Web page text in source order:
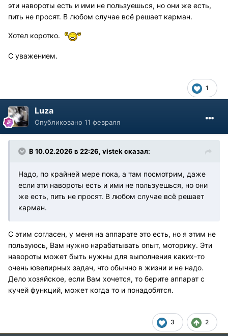
эти навороты есть и ими не пользуешься, но они же есть,
пить не просят. В любом случае всё решает карман.
Хотел коротко.
С уважением.
1
Luza
Опубликовано 11 февраля
В 10.02.2026 в 22:26, vistek сказал:
Надо, по крайней мере пока, а там посмотрим, даже
если эти навороты есть и ими не пользуешься, но они
же есть, пить не просят. В любом случае всё решает
карман.
С этим согласен, у меня на аппарате это есть, но я этим не
пользуюсь, Вам нужно нарабатывать опыт, моторику. Эти
навороты может быть нужны для выполнения каких-то
очень ювелирных задач, что обычно в жизни и не надо.
Дело хозяйское, если Вам хочется, то берите аппарат с
кучей функций, может когда то и понадобятся.
3 2